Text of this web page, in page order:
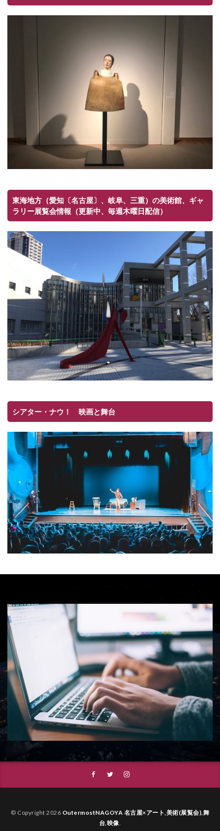
東海地方（愛知〔名古屋〕、岐阜、三重）の美術館、ギャ
ラリー展覧会情報（更新中、毎週木曜日配信）
シアター・ナウ！ 映画と舞台
© Copyright 2026 OutermostNAGOYA 名古屋×アート,美術(展覧会),舞
台,映像.